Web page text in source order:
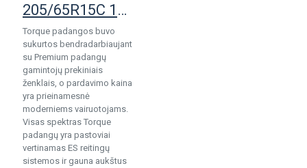
205/65R15C 102/100T Torque TQ05 padanga
Torque padangos buvo
sukurtos bendradarbiaujant
su Premium padangų
gamintojų prekiniais
ženklais, o pardavimo kaina
yra prieinamesnė
moderniems vairuotojams.
Visas spektras Torque
padangų yra pastoviai
vertinamas ES reitingų
sistemos ir gauna aukštus